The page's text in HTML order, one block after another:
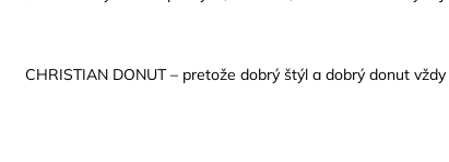
CHRISTIAN DONUT – pretože dobrý štýl a dobrý donut